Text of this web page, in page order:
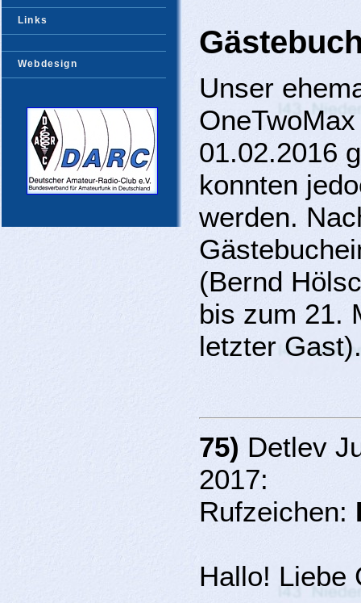
Links
Webdesign
Unser
01.02.2016
konnten
werden.
(Bernd
bis zum 21.
letzter Gast).
75) Detlev
2017:
Rufzeichen:
Hallo! Liebe